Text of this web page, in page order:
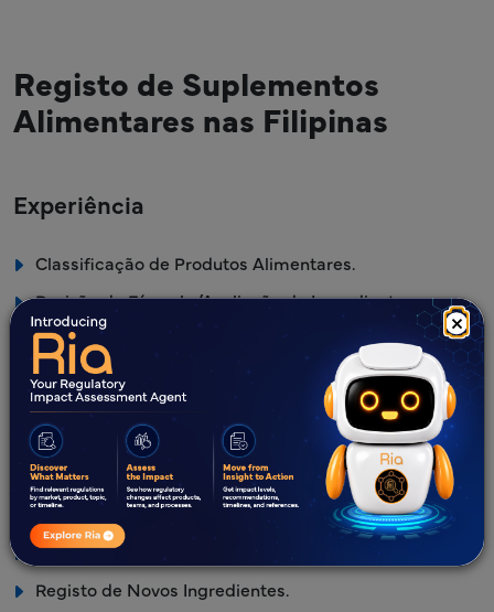
×
Registo de Suplementos
Alimentares nas Filipinas
Experiência
Classificação de Produtos Alimentares.
Revisão da Fórmula/Avaliação de Ingredientes.
Revisão de Rótulos e Alegações.
Registo de Suplementos Alimentares nas Filipinas.
Compilação e Submissão de Dossiers à FDA das
Filipinas.
Representação Legal (RL).
Apoio à Titularidade da Licença.
Relatório de Inteligência Regulamentar (RI).
Registo de Novos Ingredientes.